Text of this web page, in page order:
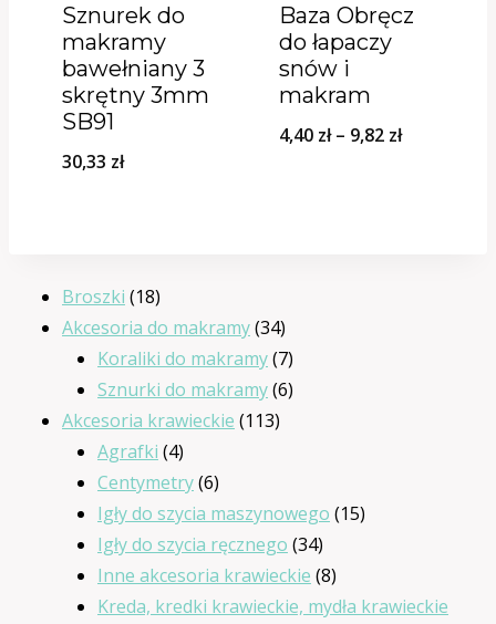
Sznurek do
makramy
bawełniany 3
skrętny 3mm
SB91
30,33 zł
Baza Obręcz
do łapaczy
snów i
makram
4,40 zł – 9,82 złZakres
Broszki 1818
produktów
Akcesoria do makramy 3434
produkty
Koraliki do makramy 77
produktów
Sznurki do makramy 66
Akcesoria krawieckie 113113
Agrafki 44
produkty
Centymetry 66
produktów
Igły do szycia maszynowego 1515
Igły do szycia ręcznego 3434
produkty
Inne akcesoria krawieckie 88
produktów
Kreda, kredki krawieckie, mydła krawieckie